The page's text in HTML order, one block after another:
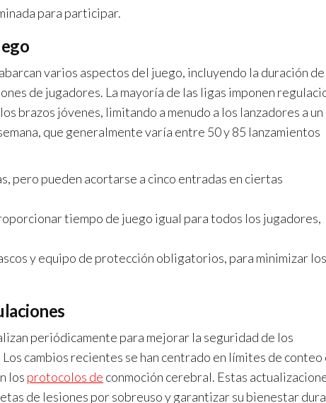
para participar.
varios aspectos del juego, incluyendo la duración del
de jugadores. La mayoría de las ligas imponen
brazos jóvenes, limitando a menudo a los lanzadores a un
que generalmente varía entre 50 y 85 lanzamientos
pero pueden acortarse a cinco entradas en ciertas
tiempo de juego igual para todos los jugadores,
y equipo de protección obligatorios, para minimizar los
periódicamente para mejorar la seguridad de los
cambios recientes se han centrado en límites de conteo
los protocolos de conmoción cerebral. Estas
de lesiones por sobreuso y garantizar su bienestar